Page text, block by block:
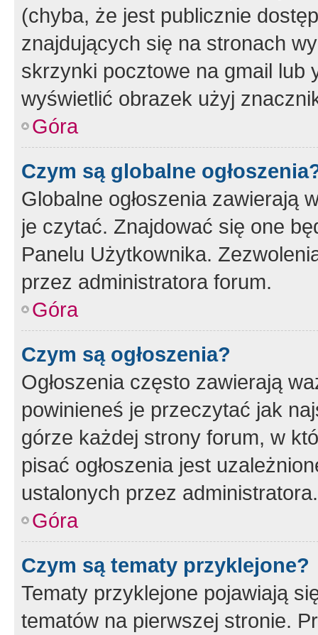
(chyba, że jest publicznie
znajdujących się na stronach
skrzynki pocztowe na gmail lub
wyświetlić obrazek użyj
Góra
Czym są globalne
Globalne ogłoszenia zawierają
je czytać. Znajdować się one
Panelu Użytkownika.
przez administratora forum.
Góra
Czym są ogłoszenia?
Ogłoszenia często zawierają
powinieneś je przeczytać jak
górze każdej strony forum, w
pisać ogłoszenia jest
ustalonych przez administratora.
Góra
Czym są tematy przyklejone?
Tematy przyklejone pojawiają
tematów na pierwszej stronie.